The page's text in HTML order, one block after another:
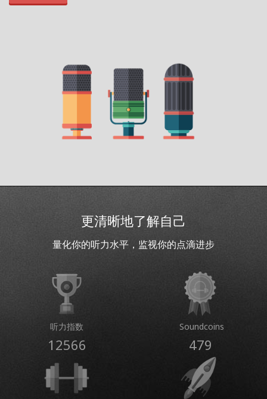
更清晰地了解自己
量化你的听力水平，监视你的点滴进步
听力指数
12566
Soundcoins
479